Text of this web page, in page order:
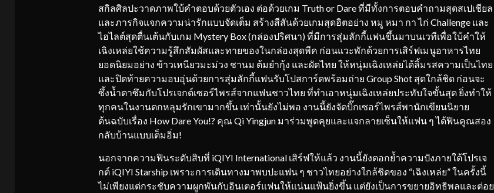
สกิลศิลปะวาดภาพใบ้คำตอบด้วยตัวเอง ต่อด้วยเกม Truth or Dare ที่มีทั้งการตอบคำถามสุดสเปเชียล
และภารกิจแจกความน่ารักแบบจัดเต็ม สร้างสีสันด้วยเกมสุดฮิตอย่าง หมู หมา กา ไก่ Challenge และ
ไฮไลต์สุดตื่นเต้นกับเกม Mystery Box (กล่องปริศนา) ที่มีการสุ่มลักกี้แฟนขึ้นมาบนเวทีเพื่อใบ้คำให้
เฉิงเหล่ยใช้ความรู้สึกสัมผัสและทายของในกล่องสุดพีค ก่อนแวะพักด้วยการเสิร์ฟเมนูอาหารไทย
ยอดนิยมอย่าง ข้าวเหนียวมะม่วง ชานม ต้มยำกุ้ง และผัดไทย ให้หนุ่มเฉิงเหล่ยได้ลิ้มรสความเป็นไทย
และปิดท้ายความอบอุ่นด้วยการสุ่มลักกี้แฟนรับโปสการ์ดพร้อมถ่าย Group Shot สุดใกล้ชิด ก่อนจะ
ซึ้งน้ำตาซึมกับโปรเจกต์เซอร์ไพรส์จากแฟนชาวไทย ที่ทำเอาหนุ่มเฉิงเหล่ยประทับใจขั้นสุด ยิ่งทำให้
ทุกคนในงานตกหลุมรักเขามากขึ้น เท่านั้นยังไม่พอ งานนี้ยังจัดบิ๊กเซอร์ไพรส์พานักเขียนนิยาย
ต้นฉบับเรื่อง How Dare You!? คุณ Qi Yingjun มาร่วมพูดคุยและแจกลายเซ็นให้แฟน ๆ ได้ฟินคูณสอง
กลับบ้านแบบเต็มอิ่ม!
นอกจากความฟินระดับสิบที่ iQIYI International เสิร์ฟให้แล้ว งานนี้ยังตอกย้ำความปังภายใต้โปรเจ
กต์ iQIYI Starship เพราะการเดินทางมาพบปะแฟน ๆ ชาวไทยอย่างใกล้ชิดของ “เฉิงเหล่ย” ในครั้งนี้
ไม่เพียงแต่กระชับความผูกพันกับอินเตอร์แฟนให้แน่นแฟ้นยิ่งขึ้น แต่ยังเป็นการขยายอิทธิพลและต่อย